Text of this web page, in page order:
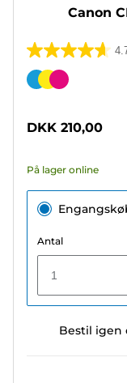
Canon
4.7
ud
stjerner.
anmeldelser
Farvepatron
DKK 210,00
På lager online
Antal
1
Bestil igen